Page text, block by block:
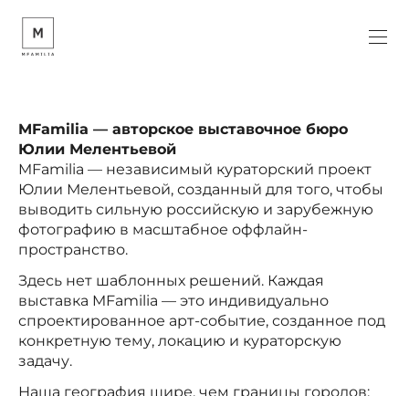
MFamilia — авторское выставочное бюро
Юлии Мелентьевой
MFamilia — независимый кураторский проект
Юлии Мелентьевой, созданный для того, чтобы
выводить сильную российскую и зарубежную
фотографию в масштабное оффлайн-
пространство.
Здесь нет шаблонных решений. Каждая
выставка MFamilia — это индивидуально
спроектированное арт-событие, созданное под
конкретную тему, локацию и кураторскую
задачу.
Наша география шире, чем границы городов: